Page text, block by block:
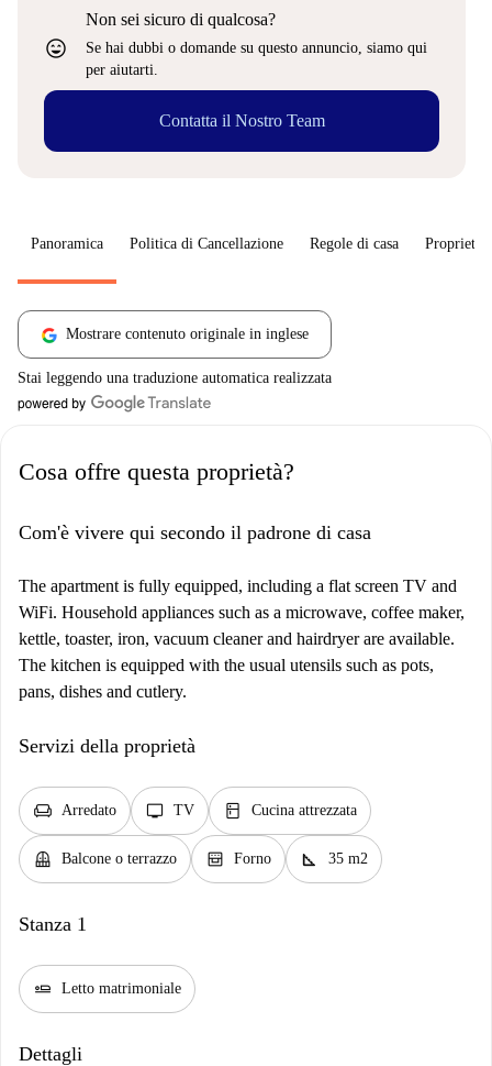
sentiment_very_satisfied
Non sei sicuro di qualcosa?
Se hai dubbi o domande su questo annuncio, siamo qui
per aiutarti.
Contatta il Nostro Team
Panoramica Politica di Cancellazione Regole di casa
Mostrare contenuto originale in inglese
Stai leggendo una traduzione automatica realizzata
Cosa offre questa proprietà?
Com'è vivere qui secondo il padrone di casa
The apartment is fully equipped, including a flat screen TV and
WiFi. Household appliances such as a microwave, coffee maker,
kettle, toaster, iron, vacuum cleaner and hairdryer are available.
The kitchen is equipped with the usual utensils such as pots,
pans, dishes and cutlery.
Servizi della proprietà
chair Arredato tv TV kitchen Cucina attrezzata
balcony Balcone o terrazzo oven_gen Forno square_foot 35 m2
Stanza 1
airline_seat_flat Letto matrimoniale
Dettagli